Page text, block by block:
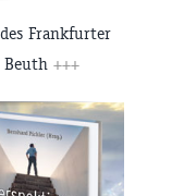
Frankfurter
Beuth +++